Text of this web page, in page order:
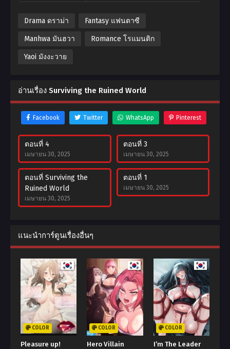
Drama ดราม่า Fantasy แฟนตาซี
Manhwa มันฮวา Romance โรแมนติก
Yaoi มังงะวาย
อ่านเรื่อง Surviving the Ruined World
Facebook Twitter WhatsApp Pinterest
ตอนที่ 4
เมษายน 30, 2025
ตอนที่ 3
เมษายน 30, 2025
ตอนที่ Surviving the
Ruined World
เมษายน 30, 2025
ตอนที่ 1
เมษายน 30, 2025
แนะนำการ์ตูนเรื่องอื่นๆ
COLOR
Pleasure up!
COLOR
Hero Villain
COLOR
I’m The Leader